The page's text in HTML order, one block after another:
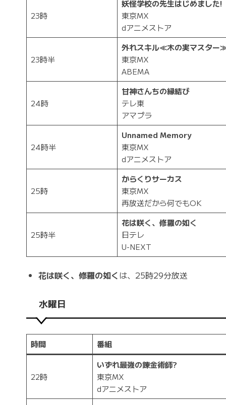
23時
妖怪学校の先生はじめました!
東京MX
dアニメストア
23時半
外れスキル≪木の実マスター
東京MX
ABEMA
24時
甘神さんちの縁結び
テレ東
アマプラ
24時半
Unnamed Memory
東京MX
dアニメストア
25時
からくりサーカス
東京MX
再放送だから何でもOK
25時半
花は咲く、修羅の如く
日テレ
U-NEXT
花は咲く、修羅の如くは、25時29分放送
水曜日
時間 番組
22時
いずれ最強の錬金術師?
東京MX
dアニメストア